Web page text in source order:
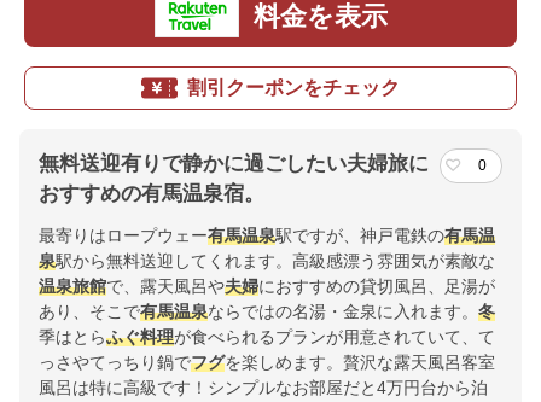
料金を表示
割引クーポンをチェック
無料送迎有りで静かに過ごしたい夫婦旅に
おすすめの有馬温泉宿。
0
最寄りはロープウェー有馬温泉駅ですが、神戸電鉄の有馬温
泉駅から無料送迎してくれます。高級感漂う雰囲気が素敵な
温泉旅館で、露天風呂や夫婦におすすめの貸切風呂、足湯が
あり、そこで有馬温泉ならではの名湯・金泉に入れます。 冬
季はとらふぐ料理が食べられるプランが用意されていて、て
っさやてっちり鍋でフグを楽しめます。贅沢な露天風呂客室
風呂は特に高級です！シンプルなお部屋だと4万円台から泊